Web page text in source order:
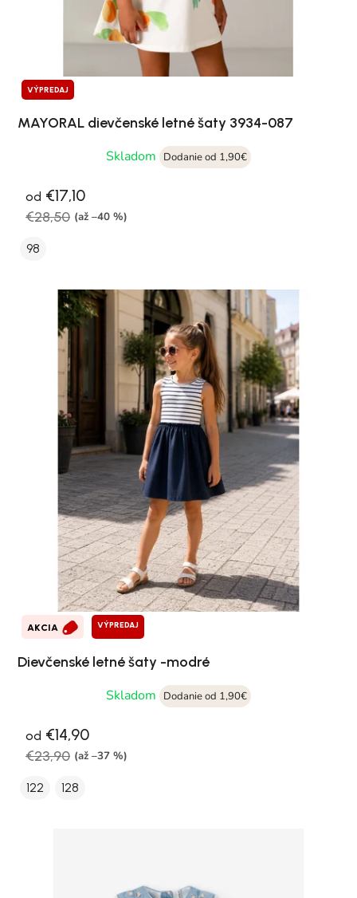
VÝPREDAJ
MAYORAL dievčenské letné šaty 3934-087
Skladom
Dodanie od 1,90€
od €17,10
€28,50 (až –40 %)
98
AKCIA VÝPREDAJ
Dievčenské letné šaty -modré
Skladom
Dodanie od 1,90€
od €14,90
€23,90 (až –37 %)
122 128